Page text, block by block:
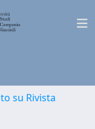
su Rivista